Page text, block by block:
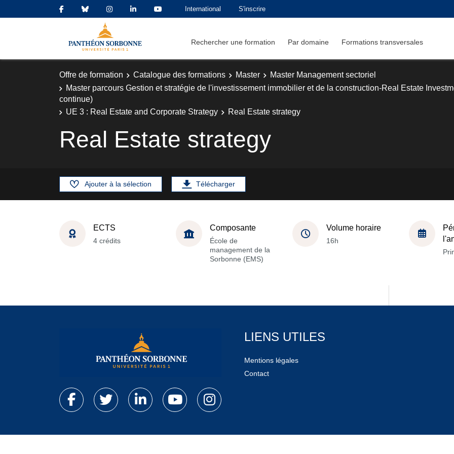
International S'inscrire
Rechercher une formation Par domaine Formations transversales
Offre de formation Catalogue des formations Master
Master Management sectoriel
Master parcours Gestion et stratégie de l'investissement immobilier et de la construction-Real Estate
continue)
UE 3 : Real Estate and Corporate Strategy
Real Estate strategy
Real Estate strategy
Ajouter à la sélection Télécharger
ECTS
4 crédits
Composante
École de
management de la
Sorbonne (EMS)
Volume horaire
16h
LIENS UTILES
Mentions légales
Contact